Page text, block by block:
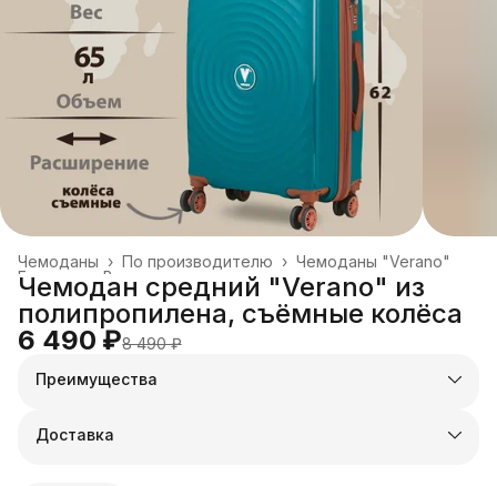
Чемоданы "Verano"
По производителю ›
Чемоданы ›
Все товары
Главная
Чемодан средний "Verano" из
полипропилена, съёмные колёса
6 490 ₽8 490 ₽
Преимущества
Оплата частями в Сплит
Удобный возврат
Доставка